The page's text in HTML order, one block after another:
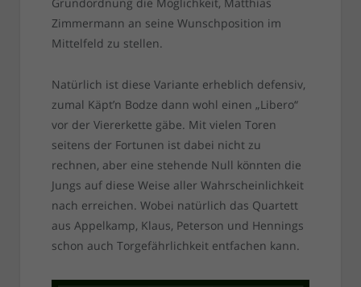
Zimmermann an seine Wunschposition im
Mittelfeld zu stellen.
Natürlich ist diese Variante erheblich defensiv,
zumal Käpt’n Bodze dann wohl einen „Libero“
vor der Viererkette gäbe. Mit vielen Toren
seitens der Fortunen ist dabei nicht zu
rechnen, aber eine stehende Null könnten die
Jungs auf diese Weise aller Wahrscheinlichkeit
nach erreichen. Wobei natürlich das Quartett
aus Appelkamp, Klaus, Peterson und Hennings
schon auch Torgefährlichkeit entfachen kann.